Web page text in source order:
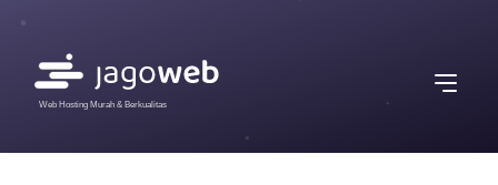
Web Hosting Murah & Berkualitas